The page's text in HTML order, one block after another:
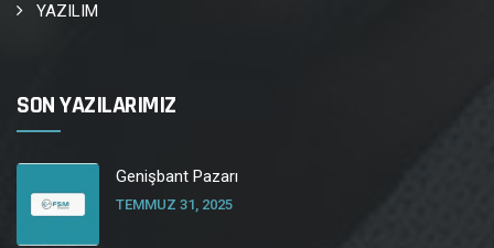
YAZILIM
SON YAZILARIMIZ
Genişbant Pazarı
TEMMUZ 31, 2025